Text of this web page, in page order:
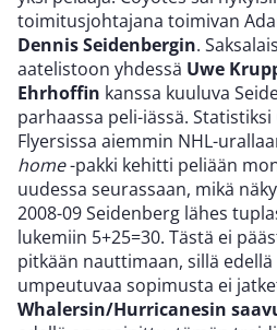
toimitusjohtajana toimivan
Dennis Seidenbergin.
aatelistoon yhdessä Uwe
Ehrhoffin kanssa kuuluva
parhaassa peli-iässä. Statistiksi
Flyersissa aiemmin NHL-
home-pakki kehitti peliään
uudessa seurassaan, mikä
2008-09 Seidenberg lähes
lukemiin 5+25=30. Tästä ei
pitkään nauttimaan, sillä
umpeutuvaa sopimusta ei
Whalersin/Hurricanesin